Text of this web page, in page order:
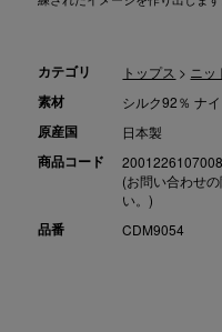
カテゴリ トップス > ニッ
素材 シルク92％ ナ
原産国 日本製
商品コード
2001226107008
(お問い合わせ
い。)
品番 CDM9054